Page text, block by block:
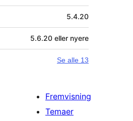
5.4.20
5.6.20 eller nyere
Se alle 13
Fremvisning
Temaer